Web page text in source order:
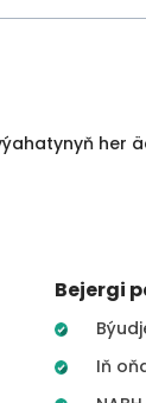
her
Bejergi
Iň